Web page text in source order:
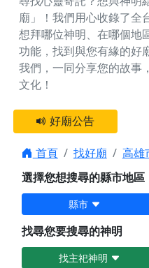
廟」！我們用心收錄了全
想拜哪位神明、在哪個地
功能，找到與您有緣的好廟
我們，一同分享您的故事
文化！
好廟公告
首頁 找好廟 高雄
選擇您想搜尋的縣市地區
縣市
找尋您要搜尋的神明
找主祀神明